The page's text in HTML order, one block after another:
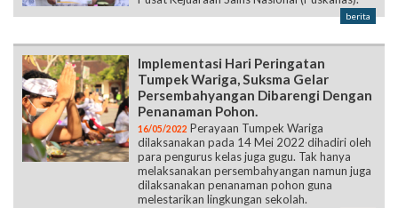
berita
Implementasi Hari Peringatan
Tumpek Wariga, Suksma Gelar
Persembahyangan Dibarengi Dengan
Penanaman Pohon.
16/05/2022 Perayaan Tumpek Wariga
dilaksanakan pada 14 Mei 2022 dihadiri oleh
para pengurus kelas juga gugu. Tak hanya
melaksanakan persembahyangan namun juga
dilaksanakan penanaman pohon guna
melestarikan lingkungan sekolah.